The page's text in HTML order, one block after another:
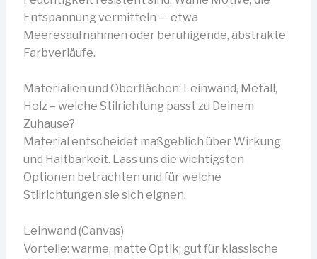
Entspannung vermitteln — etwa
Meeresaufnahmen oder beruhigende, abstrakte
Farbverläufe.
Materialien und Oberflächen: Leinwand, Metall,
Holz – welche Stilrichtung passt zu Deinem
Zuhause?
Material entscheidet maßgeblich über Wirkung
und Haltbarkeit. Lass uns die wichtigsten
Optionen betrachten und für welche
Stilrichtungen sie sich eignen.
Leinwand (Canvas)
Vorteile: warme, matte Optik; gut für klassische